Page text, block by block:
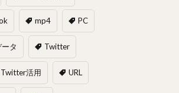
mp4 PC
タ Twitter
Twitter活用 URL